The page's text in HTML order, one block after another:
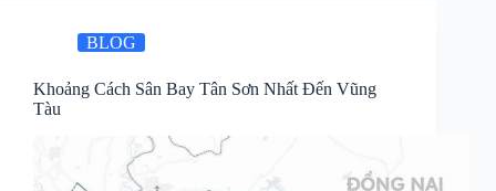
BLOG
Khoảng Cách Sân Bay Tân Sơn Nhất Đến Vũng
Tàu